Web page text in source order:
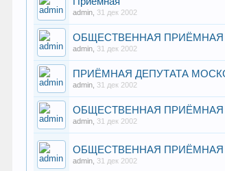
admin 31 дек 2002
ОБЩЕСТВЕННАЯ
admin 31 дек 2002
ПРИЁМНАЯ ДЕПУТАТА
admin 31 дек 2002
ОБЩЕСТВЕННАЯ ПРИЁМНАЯ
admin 31 дек 2002
ОБЩЕСТВЕННАЯ ПРИЁМНАЯ
admin 31 дек 2002